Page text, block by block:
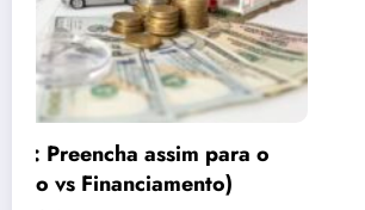
Por que o marketing precisa de